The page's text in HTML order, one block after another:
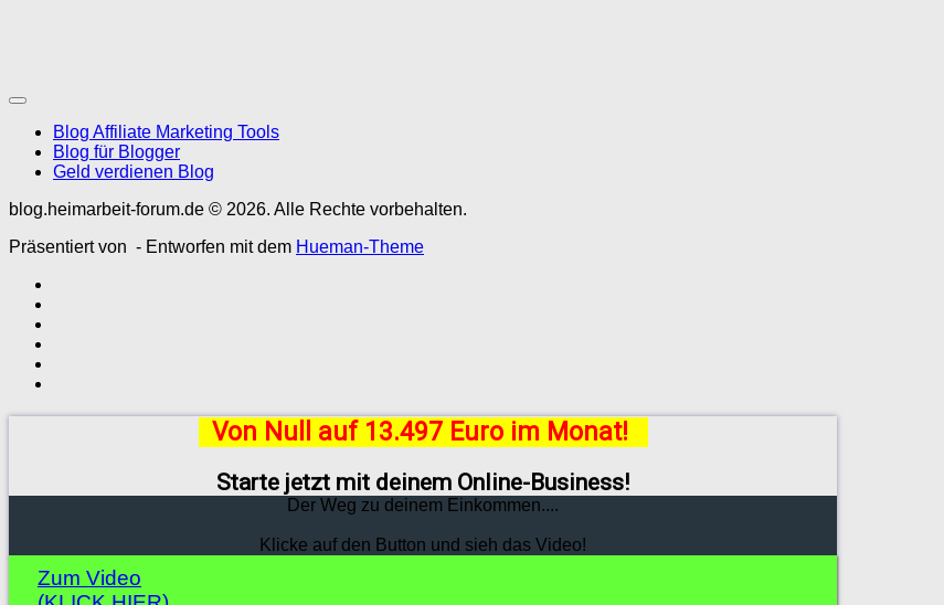
Blog Affiliate Marketing Tools
Blog für Blogger
Geld verdienen Blog
blog.heimarbeit-forum.de © 2026. Alle Rechte vorbehalten.
Präsentiert von - Entworfen mit dem Hueman-Theme
Von Null auf 13.497 Euro im Monat!
Starte jetzt mit deinem Online-Business!
Der Weg zu deinem Einkommen....
Klicke auf den Button und sieh das Video!
Zum Video